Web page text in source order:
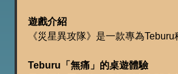
遊戲介紹
《災星異攻隊》是一款專為
Teburu「無痛」的桌遊體驗